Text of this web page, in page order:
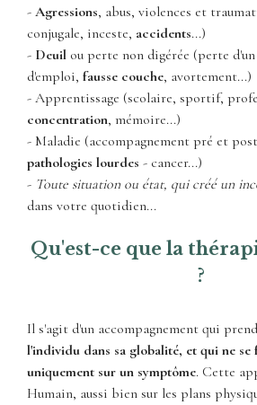
- Agressions, abus, violences et
conjugale, inceste, accidents...)
- Deuilou perte non digérée (perte
d'emploi, fausse couche, avortement...)
- Apprentissage (scolaire, sportif,
concentration, mémoire...)
- Maladie (accompagnement pré et
pathologies lourdes - cancer...)
- Toute situation ou état, qui créé un
dans votre quotidien...
Qu'est-ce que la
?
Il s'agit d'un accompagnement qui
l'individu dans sa globalité, et qui ne se
uniquement sur un symptôme. Cette
Humain, aussi bien sur les plans